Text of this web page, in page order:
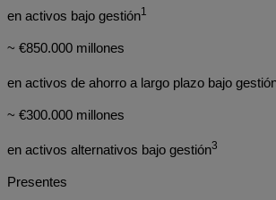
en activos bajo gestión1
~ €850.000 millones
en activos de ahorro a largo plazo bajo
~ €300.000 millones
en activos alternativos bajo gestión3
Presentes